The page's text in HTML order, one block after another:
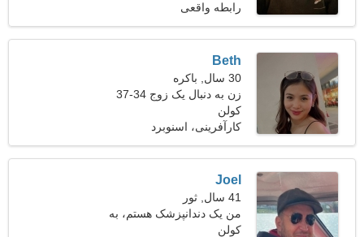
رابطه واقعی
Beth
30 سال, باکره
زن به دنبال یک زوج 34-37
کولن
کارآفرینی، اسنوبرد
Joel
41 سال, ثور
من یک دندانپزشک هستم، به
یک زن فوق العاده نیاز دارم
کولن